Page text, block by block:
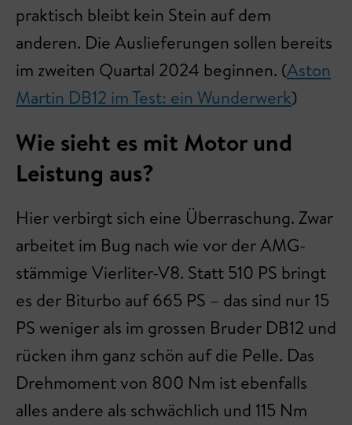
praktisch bleibt kein Stein auf dem
anderen. Die Auslieferungen sollen bereits
im zweiten Quartal 2024 beginnen. (Aston
Martin DB12 im Test: ein Wunderwerk)
Wie sieht es mit Motor und
Leistung aus?
Hier verbirgt sich eine Überraschung. Zwar
arbeitet im Bug nach wie vor der AMG-
stämmige Vierliter-V8. Statt 510 PS bringt
es der Biturbo auf 665 PS – das sind nur 15
PS weniger als im grossen Bruder DB12 und
rücken ihm ganz schön auf die Pelle. Das
Drehmoment von 800 Nm ist ebenfalls
alles andere als schwächlich und 115 Nm